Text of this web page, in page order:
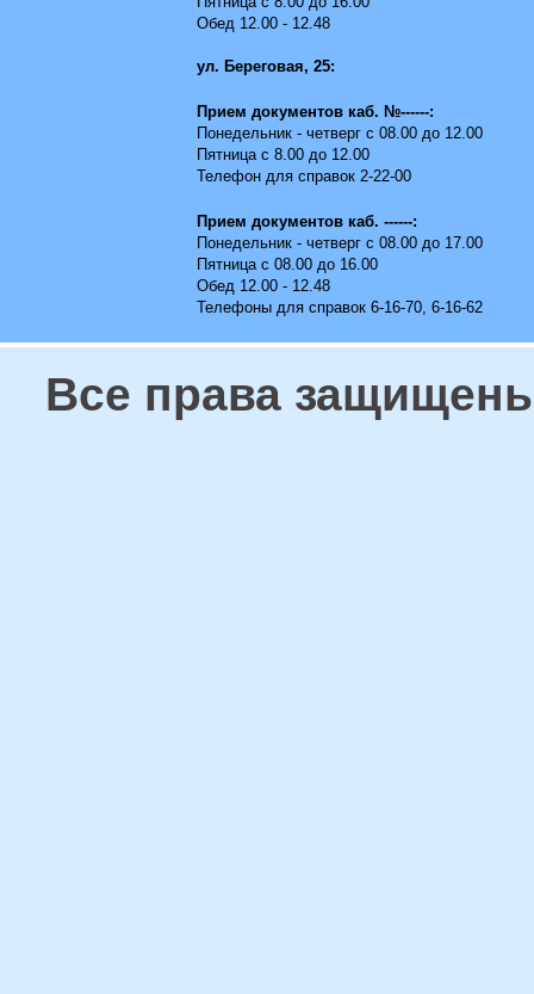
Обед 12.00 - 12.48
ул. Береговая, 25:
Прием документов каб. №------:
Понедельник - четверг с 08.00 до 12.00
Пятница с 8.00 до 12.00
Телефон для справок 2-22-00
Прием документов каб. ------:
Понедельник - четверг с 08.00 до 17.00
Пятница с 08.00 до 16.00
Обед 12.00 - 12.48
Телефоны для справок 6-16-70, 6-16-62
Все права